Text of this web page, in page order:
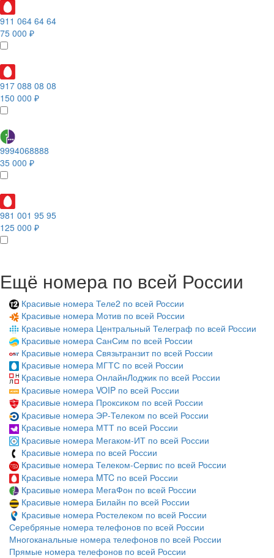
911 064 64 64
75 000 ₽
917 088 08 08
150 000 ₽
9994068888
35 000 ₽
981 001 95 95
125 000 ₽
Ещё номера по всей России
Красивые номера Теле2 по всей России
Красивые номера Мотив по всей России
Красивые номера Центральный Телеграф по всей России
Красивые номера СанСим по всей России
Красивые номера Связьтранзит по всей России
Красивые номера МГТС по всей России
Красивые номера ОнлайнЛоджик по всей России
Красивые номера VOIP по всей России
Красивые номера Проксиком по всей России
Красивые номера ЭР-Телеком по всей России
Красивые номера МТТ по всей России
Красивые номера Мегаком-ИТ по всей России
Красивые номера по всей России
Красивые номера Телеком-Сервис по всей России
Красивые номера MTC по всей России
Красивые номера МегаФон по всей России
Красивые номера Билайн по всей России
Красивые номера Ростелеком по всей России
Серебряные номера телефонов по всей России
Многоканальные номера телефонов по всей России
Прямые номера телефонов по всей России